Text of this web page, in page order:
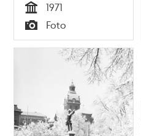
Tid
1971
Typ
Foto